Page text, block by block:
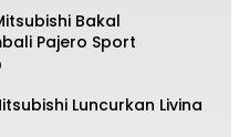
Bakal
Pajero Sport
Luncurkan Livina